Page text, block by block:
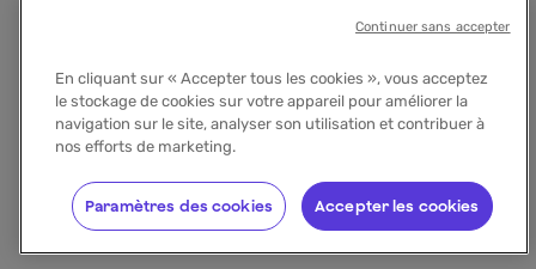
En cliquant sur « Accepter tous les cookies », vous acceptez
le stockage de cookies sur votre appareil pour améliorer la
navigation sur le site, analyser son utilisation et contribuer à
nos efforts de marketing.
Accepter les cookies
Paramètres des cookies
Continuer sans accepter